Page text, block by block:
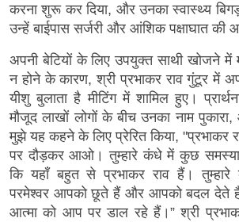
करना शुरू कर दिया, और उनका स्वास्थ्य
उन्हें बाईपास सर्जरी और आंशिक पक्षाघात की
अपनी बेटियों के लिए उपयुक्त साथी खोजने में
न होने के कारण, श्री प्रभाकर राव गुंटूर में
यीशु बुलाता है मीटिंग में शामिल हुए।
मौजूद लाखों लोगों के बीच उनका नाम
मुझे यह कहने के लिए प्रेरित किया, "प्रभाकर
पर दौड़कर आओ। तुम्हारे कंधे में कुछ
कि यहाँ बहुत से प्रभाकर राव हैं।
परमेश्वर आपको छूते हैं और आपको बदल देते
आत्मा को आप पर डाल रहे हैं।” श्री